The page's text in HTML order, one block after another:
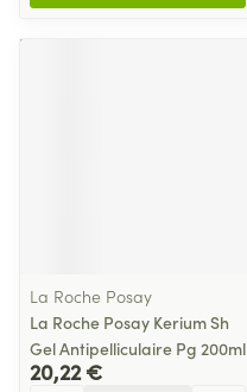
La Roche Posay
La Roche Posay Kerium Sh
Gel Antipelliculaire Pg 200ml
20,22 €